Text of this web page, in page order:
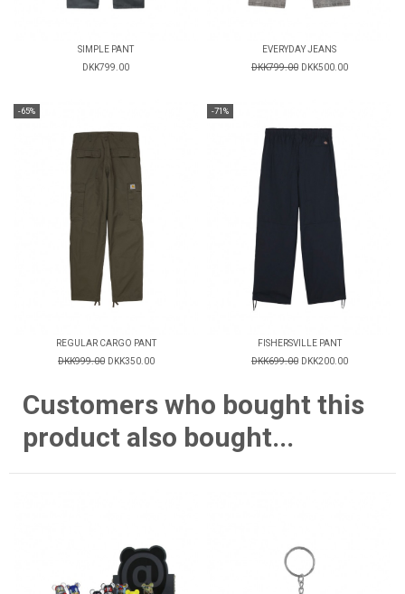
SIMPLE PANT
DKK799.00
EVERYDAY JEANS
DKK799.00 DKK500.00
-65%
REGULAR CARGO PANT
DKK999.00 DKK350.00
-71%
FISHERSVILLE PANT
DKK699.00 DKK200.00
Customers who bought this
product also bought...